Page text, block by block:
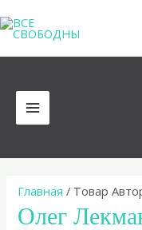
к
содержимому
MAIN
MENU
Главная / Товар
Олег